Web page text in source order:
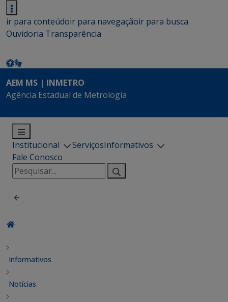
ir para conteúdoir para navegaçãoir para busca
Ouvidoria Transparência
AEM MS | INMETRO
Agência Estadual de Metrologia
Institucional ServiçosInformativos
Fale Conosco
Pesquisar
por:
Informativos
Notícias